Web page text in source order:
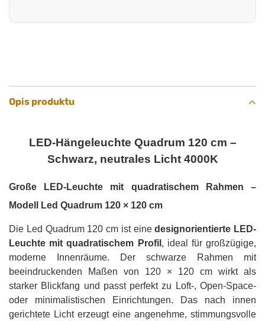
Opis produktu
LED-Hängeleuchte Quadrum 120 cm –
Schwarz, neutrales Licht 4000K
Große LED-Leuchte mit quadratischem Rahmen –
Modell Led Quadrum 120 × 120 cm
Die Led Quadrum 120 cm ist einedesignorientierte LED-
Leuchte mit quadratischem Profil , ideal für großzügige,
moderne Innenräume. Der schwarze Rahmen mit
beeindruckenden Maßen von 120 × 120 cm wirkt als
starker Blickfang und passt perfekt zu Loft-, Open-Space-
oder minimalistischen Einrichtungen. Das nach innen
gerichtete Licht erzeugt eine angenehme, stimmungsvolle